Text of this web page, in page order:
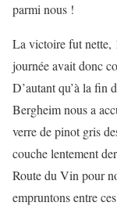
parmi nous !
La victoire fut nette,
journée avait donc
D’autant qu’à la fin
Bergheim nous a
verre de pinot gris
couche lentement
Route du Vin pour
empruntons entre